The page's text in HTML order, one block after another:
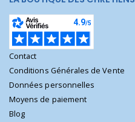
Contact
Conditions Générales de Vente
Données personnelles
Moyens de paiement
Blog